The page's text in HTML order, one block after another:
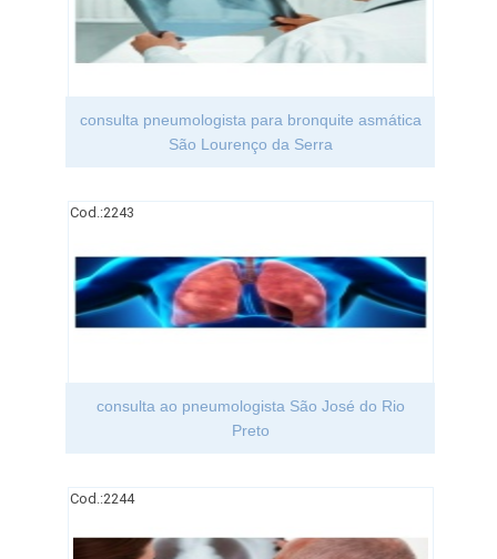
consulta pneumologista para bronquite asmática
São Lourenço da Serra
Cod.:2243
consulta ao pneumologista São José do Rio
Preto
Cod.:2244